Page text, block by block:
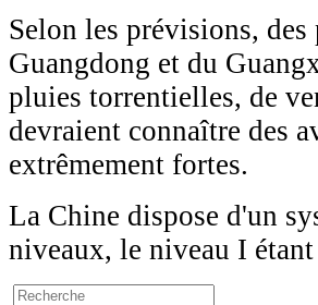
Selon les prévisions,
Guangdong et du
pluies torrentielles, de
devraient connaître des
extrêmement fortes.
La Chine dispose d'un
niveaux, le niveau I